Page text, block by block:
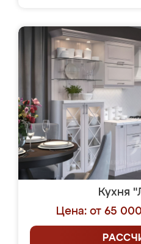
Кухня
Цена: от 65